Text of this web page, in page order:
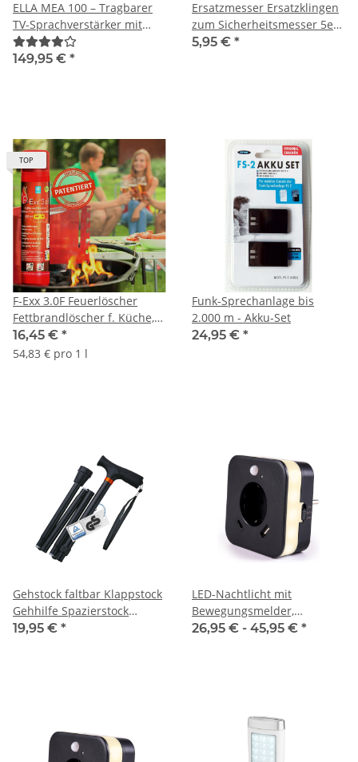
ELLA MEA 100 – Tragbarer
TV-Sprachverstärker mit
innovativer Audio-
Technologie, kabellos, 30 m
149,95 € *
Ersatzmesser Ersatzklingen
zum Sicherheitsmesser 5er
Box
5,95 € *
TOP
F-Exx 3.0F Feuerlöscher
Fettbrandlöscher f. Küche,
Haus, Garten
16,45 € *
54,83 € pro 1 l
Funk-Sprechanlage bis
2.000 m - Akku-Set
24,95 € *
Gehstock faltbar Klappstock
Gehhilfe Spazierstock
Reisestock
19,95 € *
LED-Nachtlicht mit
Bewegungsmelder,
Dämmerungssensor, 2x USB
26,95 € - 45,95 € *